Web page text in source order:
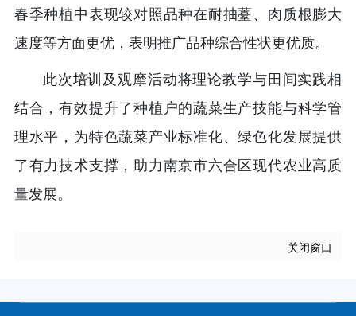
春季种植中表现较对照品种在耐抽薹、肉质根膨大
速度等方面更优，表明推广品种综合性状更优质。
此次培训及观摩活动将理论教学与田间实践相
结合，有效提升了种植户的蔬菜生产技能与科学管
理水平，为特色蔬菜产业标准化、绿色化发展提供
了有力技术支撑，助力南京市六合区现代农业高质
量发展。
关闭窗口